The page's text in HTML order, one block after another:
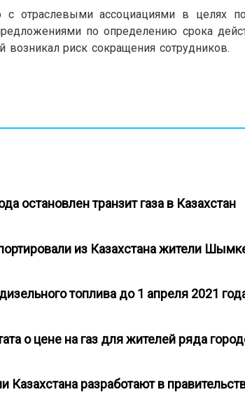
отраслевыми ассоциациями в целях
по определению срока
возникал риск сокращения сотрудников.
остановлен транзит газа в Казахстан
из Казахстана жители
топлива до 1 апреля 2021
о цене на газ для жителей ряда
Казахстана разработают в